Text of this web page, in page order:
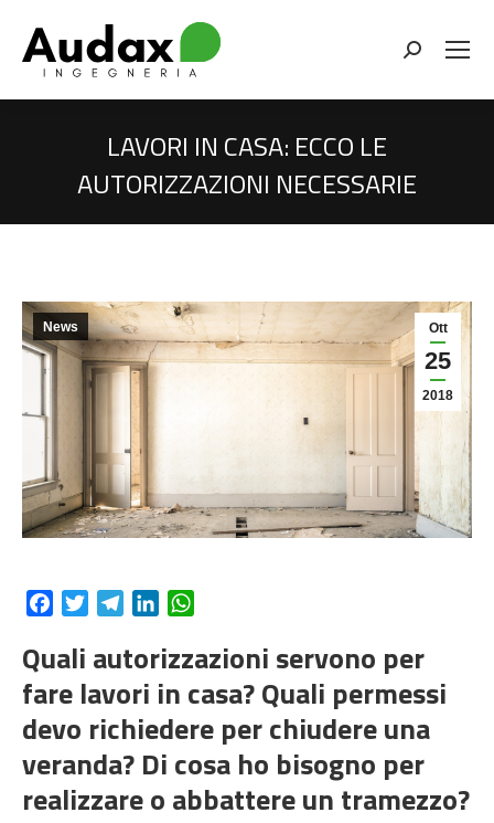
Cerca
LAVORI IN CASA: ECCO LE
AUTORIZZAZIONI NECESSARIE
You are here:
Ott
25
2018
News
FacebookTwitterTelegram
LinkedIn
Quali autorizzazioni servono per
fare lavori in casa? Quali permessi
devo richiedere per chiudere una
veranda? Di cosa ho bisogno per
realizzare o abbattere un tramezzo?